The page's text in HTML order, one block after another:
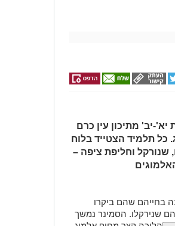
יא'-יב' מתיכון עין כרם
כל תלמיד הצטייד בלוח
וחליפת ציפה –
בחייהם שהם ביקרו
שנירקלו. הסמינר נמשך